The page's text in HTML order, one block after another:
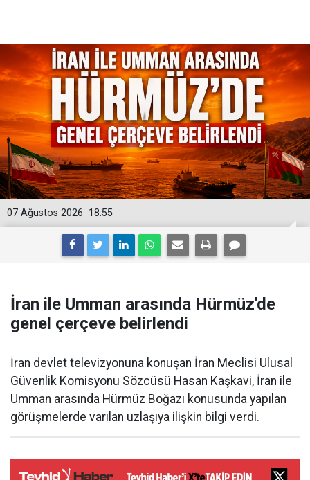
18:55
07 Ağustos 2026
İran ile Umman arasında Hürmüz'de
genel çerçeve belirlendi
İran devlet televizyonuna konuşan İran Meclisi Ulusal
Güvenlik Komisyonu Sözcüsü Hasan Kaşkavi, İran ile
Umman arasında Hürmüz Boğazı konusunda yapılan
görüşmelerde varılan uzlaşıya ilişkin bilgi verdi.